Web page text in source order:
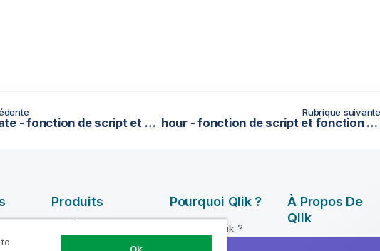
firstworkdate - fonction de script et fonction de graphique
Rubrique suivante
hour - fonction de script et fonction de graphique
Produits
QUALITÉ DE
Pourquoi Qlik ?
Pourquoi Qlik ?
À Propos De
Qlik